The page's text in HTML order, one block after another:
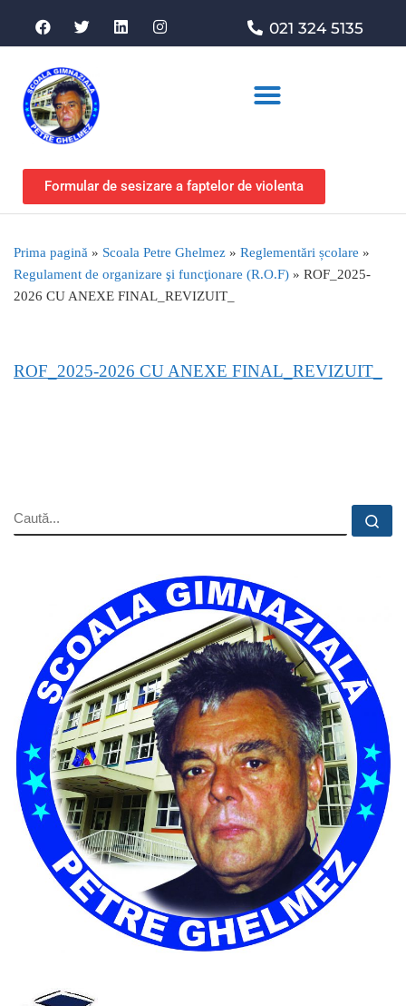
021 324 5135
Formular de sesizare a faptelor de violenta
Prima pagină » Scoala Petre Ghelmez » Reglementări școlare »
Regulament de organizare şi funcţionare (R.O.F) » ROF_2025-
2026 CU ANEXE FINAL_REVIZUIT_
ROF_2025-2026 CU ANEXE FINAL_REVIZUIT_